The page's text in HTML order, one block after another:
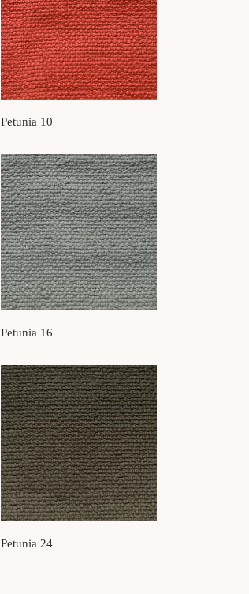
Petunia 10
Petunia 16
Petunia 24